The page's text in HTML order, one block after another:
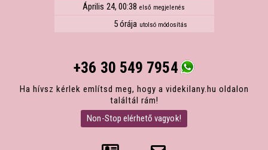
Április 24, 00:38 első megjelenés
5 órája utolsó módosítás
+36 30 549 7954
Ha hívsz kérlek említsd meg, hogy a videkilany.hu oldalon
találtál rám!
Non-Stop elérhető vagyok!